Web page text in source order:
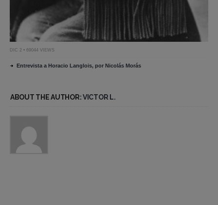
DIC 2 • 69044 VIEWS
Entrevista a Horacio Langlois, por Nicolás Morás
ABOUT THE AUTHOR:VICTOR L.